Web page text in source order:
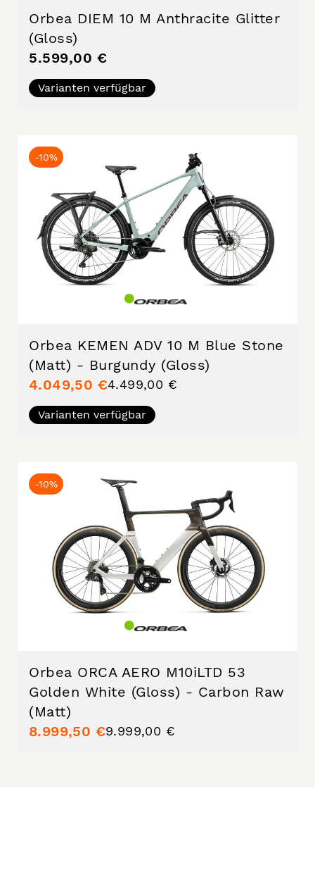
Orbea DIEM 10 M Anthracite Glitter
(Gloss)
5.599,00 €
Varianten verfügbar
-10%
Orbea KEMEN ADV 10 M Blue Stone
(Matt) - Burgundy (Gloss)
4.049,50 €4.499,00 €
Varianten verfügbar
-10%
Orbea ORCA AERO M10iLTD 53
Golden White (Gloss) - Carbon Raw
(Matt)
8.999,50 €9.999,00 €